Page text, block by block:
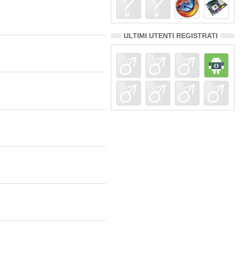
ULTIMI UTENTI REGISTRATI